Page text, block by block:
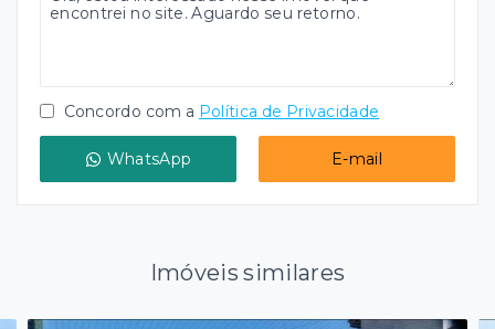
Concordo com a Política de Privacidade
WhatsApp E-mail
Imóveis similares